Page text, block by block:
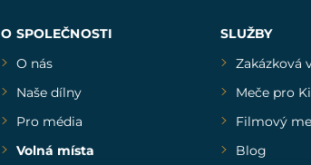
O SPOLEČNOSTI
O nás
Naše dílny
Pro média
Volná místa
SLUŽBY
Zakázková
Meče pro
Filmový
Blog